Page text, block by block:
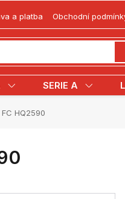
a platba Obchodní
SERIE A
HQ2590